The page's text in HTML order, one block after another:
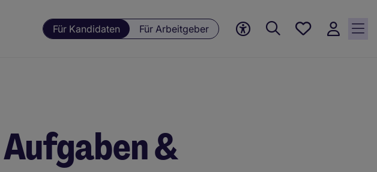
Für Kandidaten Für Arbeitgeber
Meine
&